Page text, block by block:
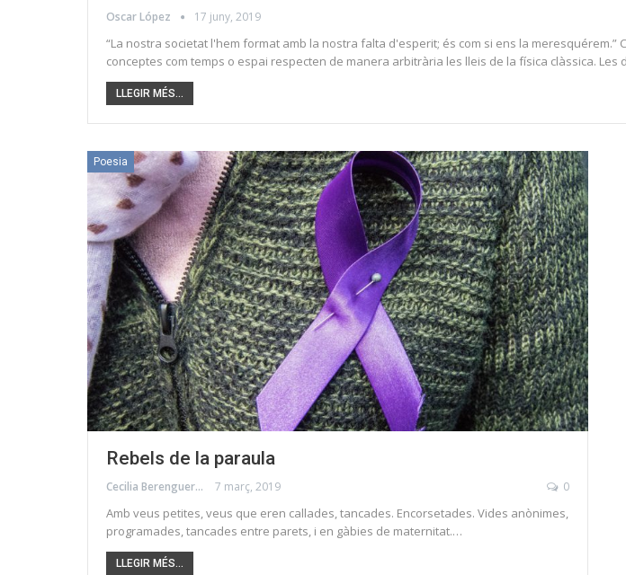
Oscar López 17 juny, 2019
“La nostra societat l'hem format amb la nostra falta d'esperit; és com si ens la meresquérem.”
conceptes com temps o espai respecten de manera arbitrària les lleis de la física clàssica.
LLEGIR MÉS...
Poesia
Rebels de la paraula
Cecilia Berenguer 7 març, 2019 0
Amb veus petites, veus que eren callades, tancades. Encorsetades. Vides anònimes,
programades, tancades entre parets, i en gàbies de maternitat.…
LLEGIR MÉS...